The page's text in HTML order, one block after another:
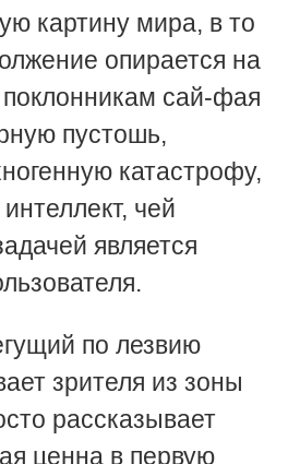
картину мира, в то
опирается на
сай-фая
пустошь,
катастрофу,
чей
является
по лезвию
зрителя из зоны
рассказывает
ценна в первую